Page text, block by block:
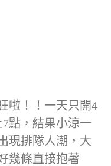
啦！！一天只開4
點，結果小涼一
現排隊人潮，大
幾條直接抱著